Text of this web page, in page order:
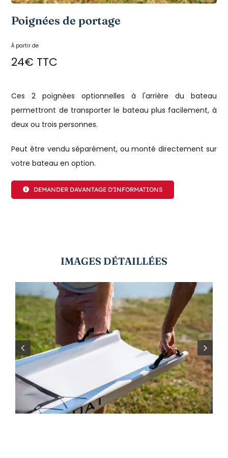
Poignées de portage
À partir de
24€ TTC
Ces 2 poignées optionnelles à l'arrière du bateau
permettront de transporter le bateau plus facilement, à
deux ou trois personnes.
Peut être vendu séparément, ou monté directement sur
votre bateau en option.
DEMANDER DAVANTAGE D'INFORMATIONS
IMAGES DÉTAILLÉES